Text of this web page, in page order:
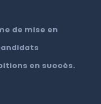
de mise en
en succès.